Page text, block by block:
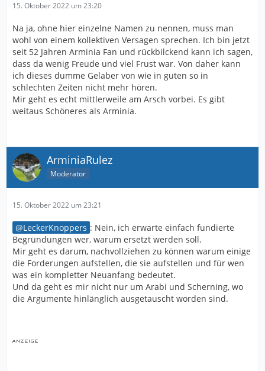
15. Oktober 2022 um 23:20
Na ja, ohne hier einzelne Namen zu nennen, muss man
wohl von einem kollektiven Versagen sprechen. Ich bin jetzt
seit 52 Jahren Arminia Fan und rückbilckend kann ich sagen,
dass da wenig Freude und viel Frust war. Von daher kann
ich dieses dumme Gelaber von wie in guten so in
schlechten Zeiten nicht mehr hören.
Mir geht es echt mittlerweile am Arsch vorbei. Es gibt
weitaus Schöneres als Arminia.
ArminiaRulez
Moderator
15. Oktober 2022 um 23:21
LeckerKnoppers : Nein, ich erwarte einfach fundierte
Begründungen wer, warum ersetzt werden soll.
Mir geht es darum, nachvollziehen zu können warum einige
die Forderungen aufstellen, die sie aufstellen und für wen
was ein kompletter Neuanfang bedeutet.
Und da geht es mir nicht nur um Arabi und Scherning, wo
die Argumente hinlänglich ausgetauscht worden sind.